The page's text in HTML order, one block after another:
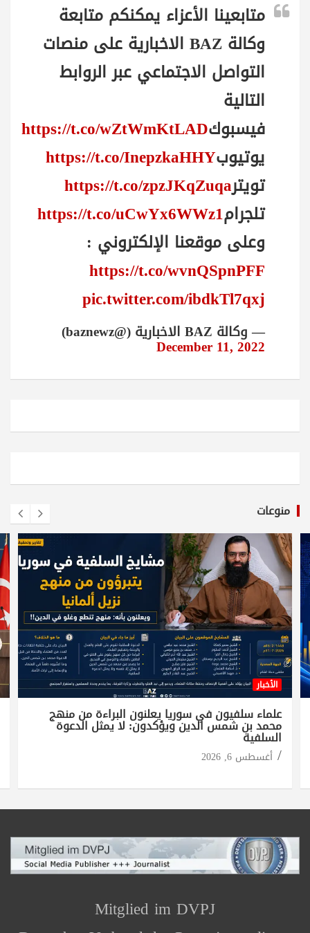
متابعينا الأعزاء يمكنكم متابعة
وكالة BAZ الاخبارية على منصات
التواصل الاجتماعي عبر الروابط
التالية
فيسبوكhttps://t.co/wZtWmKtLAD
يوتيوبhttps://t.co/InepzkaHHY
تويترhttps://t.co/zpzJKqZuqa
تلجرامhttps://t.co/uCwYx6WWz1
وعلى موقعنا الإلكتروني :
https://t.co/wvnQSpnPFF
pic.twitter.com/ibdkTl7qxj
— وكالة BAZ الاخبارية (@baznewz)
December 11, 2022
منوعات
الأخبار
علماء سلفيون في سوريا يعلنون البراءة من منهج
محمد بن شمس الدين ويؤكدون: لا يمثل الدعوة
السلفية
أغسطس 6, 2026
Mitglied im DVPJ